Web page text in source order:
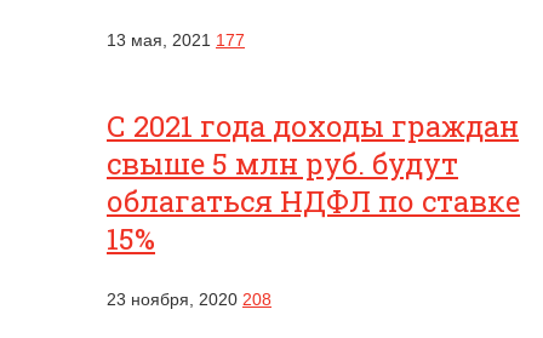
13 мая, 2021 177
С 2021 года доходы граждан
свыше 5 млн руб. будут
облагаться НДФЛ по ставке
15%
23 ноября, 2020 208